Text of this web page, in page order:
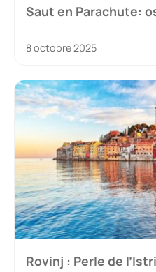
Saut en Parachute:
8 octobre 2025
Rovinj : Perle de